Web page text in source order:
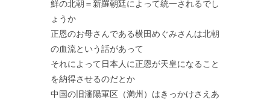
鮮の北朝＝新羅朝廷によって統一されるでし
ょうか
正恩のお母さんである横田めぐみさんは北朝
の血流という話があって
それによって日本人に正恩が天皇になること
を納得させるのだとか
中国の旧瀋陽軍区（満州）はきっかけさえあ